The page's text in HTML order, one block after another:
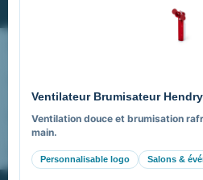
Ventilateur Brumisateur Hendry
Ventilation douce et brumisation
main.
Personnalisable logo Salons &
Nos expertises &
FAQ sur Promenoch Goodies
Pourquoi ça a marché à 100%